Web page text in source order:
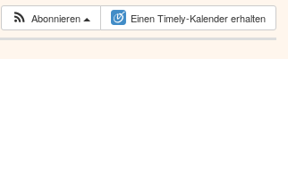
Abonnieren Einen Timely-Kalender erhalten